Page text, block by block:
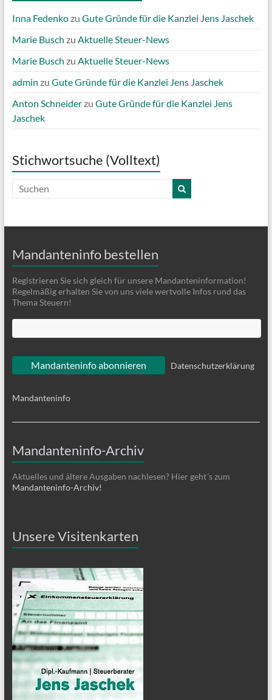
Inna Fedenkozu Gute Gründe für die Kanzlei Jens Jaschek
Marie Busch zu Aktuelle Steuer-News
Marie Busch zu Aktuelle Steuer-News
admin zu Gute Gründe für die Kanzlei Jens Jaschek
Anton Schneiderzu Gute Gründe für die Kanzlei Jens
Jaschek
Stichwortsuche (Volltext)
Mandanteninfo bestellen
Registrieren Sie sich gleich für unsere Mandanteninformation!
Regelmäßig erhalten Sie von uns viele wertvolle Infos rund das
Thema Steuern!
Datenschutzerklärung
Mandanteninfo
Mandanteninfo-Archiv
Aktuelles und ältere Ausgaben nachlesen? Hier geht´s zum
Mandanteninfo-Archiv!
Unsere Visitenkarten